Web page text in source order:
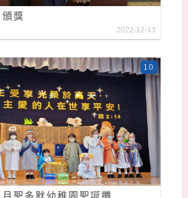
獎
2022-12-13
聖多默幼稚園聖誕攤...
10